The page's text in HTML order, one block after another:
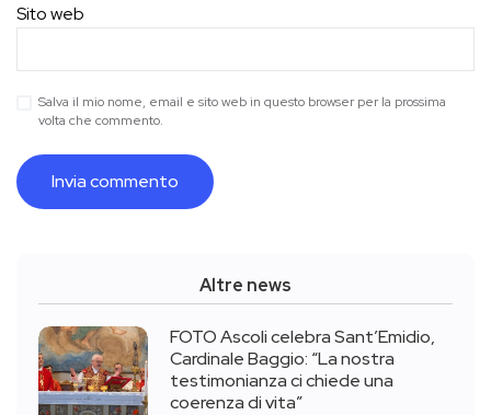
Sito web
Salva il mio nome, email e sito web in questo browser per la prossima
volta che commento.
Altre news
FOTO Ascoli celebra Sant’Emidio,
Cardinale Baggio: “La nostra
testimonianza ci chiede una
coerenza di vita”